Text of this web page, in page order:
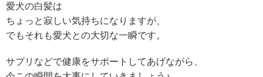
愛犬の白髪は
ちょっと寂しい気持ちになりますが、
でもそれも愛犬との大切な一瞬です。
サプリなどで健康をサポートしてあげながら、